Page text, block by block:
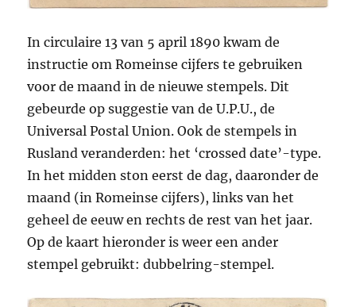
In circulaire 13 van 5 april 1890 kwam de
instructie om Romeinse cijfers te gebruiken
voor de maand in de nieuwe stempels. Dit
gebeurde op suggestie van de U.P.U., de
Universal Postal Union. Ook de stempels in
Rusland veranderden: het ‘crossed date’-type.
In het midden ston eerst de dag, daaronder de
maand (in Romeinse cijfers), links van het
geheel de eeuw en rechts de rest van het jaar.
Op de kaart hieronder is weer een ander
stempel gebruikt: dubbelring-stempel.